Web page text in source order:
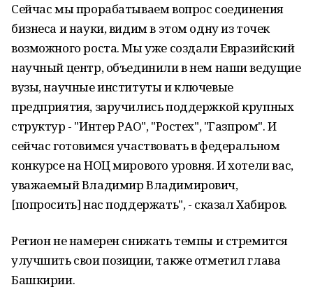
Сейчас мы прорабатываем вопрос соединения
бизнеса и науки, видим в этом одну из точек
возможного роста. Мы уже создали Евразийский
научный центр, объединили в нем наши ведущие
вузы, научные институты и ключевые
предприятия, заручились поддержкой крупных
структур - "Интер РАО", "Ростех", "Газпром". И
сейчас готовимся участвовать в федеральном
конкурсе на НОЦ мирового уровня. И хотели вас,
уважаемый Владимир Владимирович,
[попросить] нас поддержать", - сказал Хабиров.
Регион не намерен снижать темпы и стремится
улучшить свои позиции, также отметил глава
Башкирии.